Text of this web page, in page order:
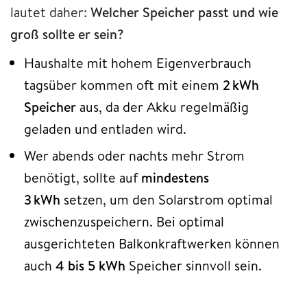
lautet daher: Welcher Speicher passt und wie
groß sollte er sein?
Haushalte mit hohem Eigenverbrauch
tagsüber kommen oft mit einem 2 kWh
Speicher aus, da der Akku regelmäßig
geladen und entladen wird.
Wer abends oder nachts mehr Strom
benötigt, sollte aufmindestens
3 kWh setzen, um den Solarstrom optimal
zwischenzuspeichern. Bei optimal
ausgerichteten Balkonkraftwerken können
auch 4 bis 5 kWh Speicher sinnvoll sein.